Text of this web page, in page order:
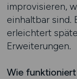
improvisieren,
einhaltbar sind.
erleichtert
Erweiterungen.
Wie